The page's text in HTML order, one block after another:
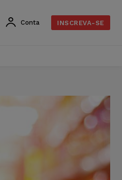
Conta INSCREVA-SE